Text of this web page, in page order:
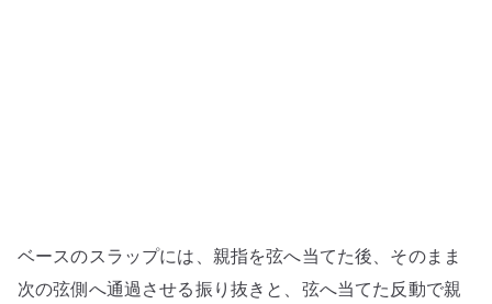
プ
ル、
ベースのスラップには、親指を弦へ当てた後、そのまま
次の弦側へ通過させる振り抜きと、弦へ当てた反動で親